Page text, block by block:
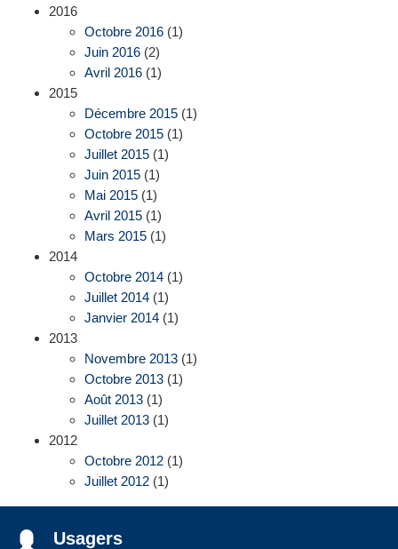
2016
Octobre 2016 (1)
Juin 2016 (2)
Avril 2016 (1)
2015
Décembre 2015 (1)
Octobre 2015 (1)
Juillet 2015 (1)
Juin 2015 (1)
Mai 2015 (1)
Avril 2015 (1)
Mars 2015 (1)
2014
Octobre 2014 (1)
Juillet 2014 (1)
Janvier 2014 (1)
2013
Novembre 2013 (1)
Octobre 2013 (1)
Août 2013 (1)
Juillet 2013 (1)
2012
Octobre 2012 (1)
Juillet 2012 (1)
Usagers